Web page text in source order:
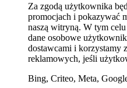
Za zgodą użytkownika
promocjach i pokazywać
naszą witryną. W tym
dane osobowe
dostawcami i korzystamy
reklamowych, jeśli
Bing, Criteo, Meta,